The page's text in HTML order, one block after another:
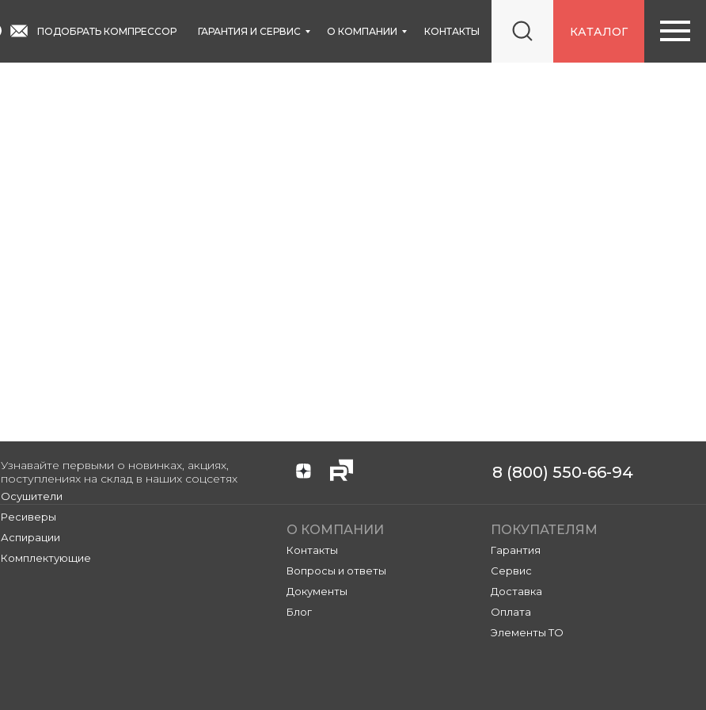
ПОДОБРАТЬ КОМПРЕССОР ГАРАНТИЯ И СЕРВИС КОНТАКТЫ КАТАЛОГ
О КОМПАНИИ
О КОМПАНИИ
Контакты
Вопросы и ответы
Документы
Блог
ПОКУПАТЕЛЯМ
Гарантия
Сервис
Доставка
Оплата
Элементы ТО
8 (800) 550-66-94
Узнавайте первыми о новинках, акциях,
поступлениях на склад в наших соцсетях
Осушители
Ресиверы
Аспирации
Комплектующие